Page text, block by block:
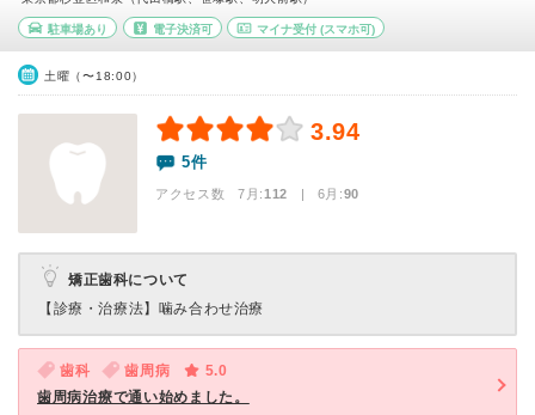
駐車場あり 電子決済可 マイナ受付 (スマホ可)
土曜（〜18:00）
3.94
5件
アクセス数 7月:112 | 6月:90
矯正歯科について
【診療・治療法】 噛み合わせ治療
歯科 歯周病
5.0
歯周病治療で通い始めました。